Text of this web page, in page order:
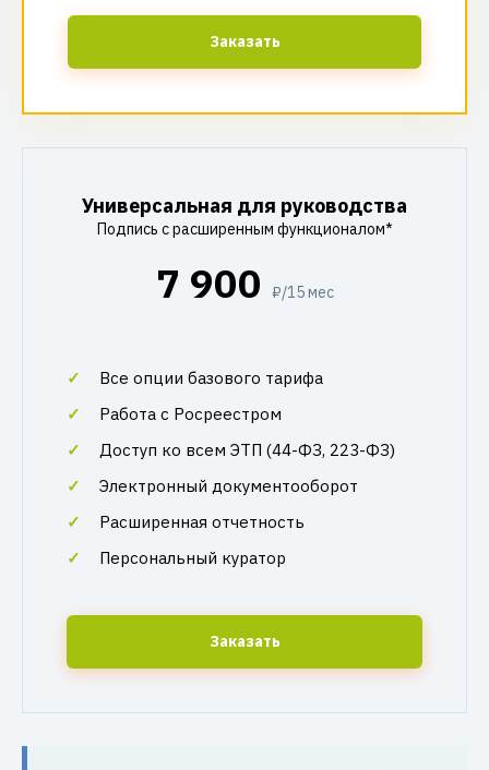
Заказать
Универсальная для руководства
Подпись с расширенным функционалом*
7 900 ₽/15 мес
Все опции базового тарифа
Работа с Росреестром
Доступ ко всем ЭТП (44-ФЗ, 223-ФЗ)
Электронный документооборот
Расширенная отчетность
Персональный куратор
Заказать